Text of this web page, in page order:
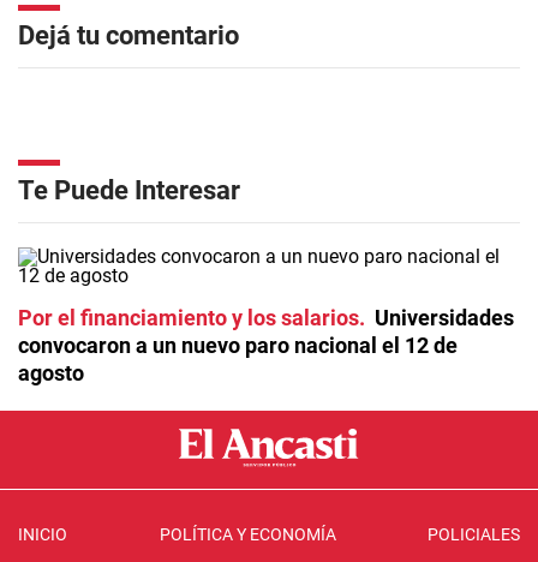
Dejá tu comentario
Te Puede Interesar
Por el financiamiento y los salarios
Universidades
convocaron a un nuevo paro nacional el 12 de
agosto
INICIO POLÍTICA Y ECONOMÍA POLICIALES